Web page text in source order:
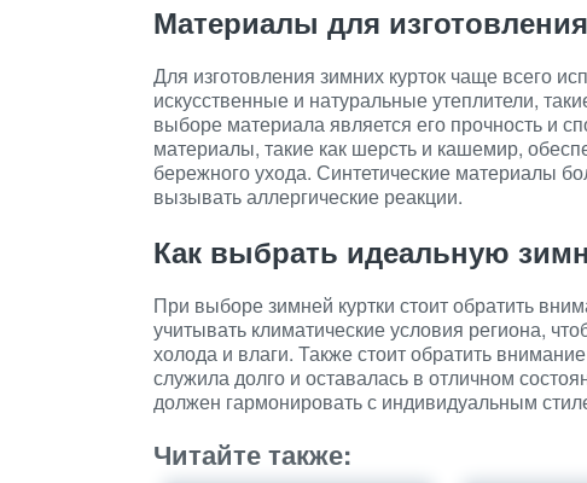
Материалы для
Для изготовления зимних курток чаще всего
искусственные и натуральные утеплители,
выборе материала является его прочность и
материалы, такие как шерсть и кашемир,
бережного ухода. Синтетические материалы
вызывать аллергические реакции.
Как выбрать идеальную
При выборе зимней куртки стоит обратить
учитывать климатические условия региона,
холода и влаги. Также стоит обратить
служила долго и оставалась в отличном
должен гармонировать с индивидуальным
Читайте также: